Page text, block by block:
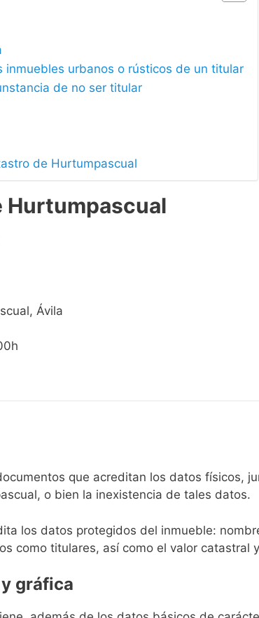
urbanos o rústicos de un titular
de no ser titular
de Hurtumpascual
Hurtumpascual
Ávila
que acreditan los datos físicos,
o bien la inexistencia de tales datos.
los datos protegidos del inmueble:
como titulares, así como el valor catastral
gráfica